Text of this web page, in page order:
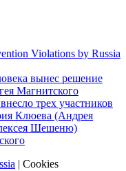
Violations by Russia
вынес решение
Магнитского
трех участников
Клюева (Андрея
Шешеню)
| Cookies